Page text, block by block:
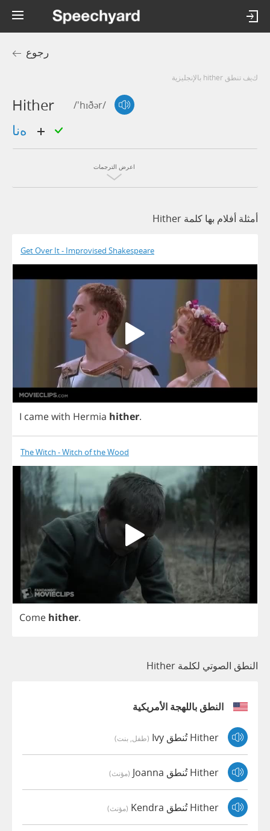
رجوع
كيف تنطق hither بالإنجليزية
Hither /'hɪðər/
اعرض الترجمات
أمثلة أفلام بها كلمة Hither
Get Over It - Improvised Shakespeare
I camewith Hermia hither.
The Witch - Witch of the Wood
Come hither.
النطق الصوتي لكلمة Hither
النطق باللهجة الأمريكية
Hither تُنطق Ivy (طفل, بنت)
Hither تُنطق Joanna (مؤنث)
Hither تُنطق Kendra (مؤنث)